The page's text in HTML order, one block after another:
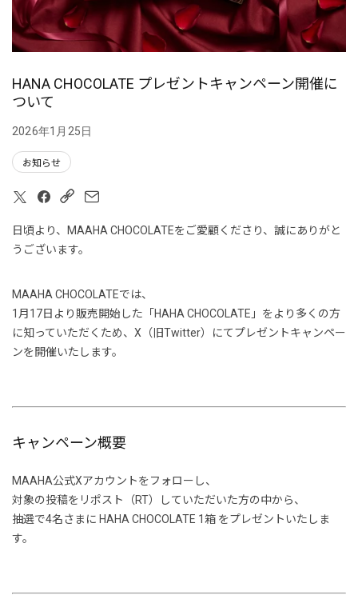
HANA CHOCOLATE プレゼントキャンペーン開催に
ついて
2026年1月25日
お知らせ
コピーリンク
日頃より、MAAHA CHOCOLATEをご愛顧くださり、誠にありがと
うございます。
MAAHA CHOCOLATEでは、
1月17日より販売開始した「HAHA CHOCOLATE」をより多くの方
に知っていただくため、 X（旧Twitter）にてプレゼントキャンペー
ンを開催いたします。
キャンペーン概要
MAAHA公式Xアカウントをフォローし、
対象の投稿をリポスト（RT）していただいた方の中から、
抽選で4名さまに HAHA CHOCOLATE 1箱 をプレゼントいたしま
す。